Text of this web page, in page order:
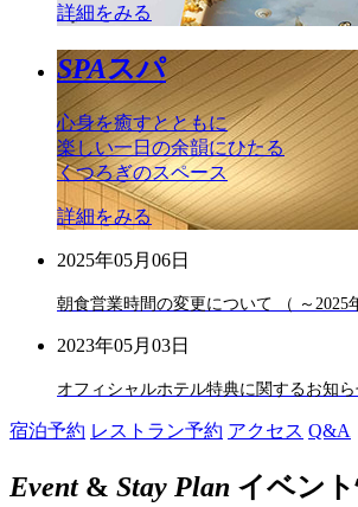
詳細をみる
SPAスパ
心身を癒すとともに
楽しい一日の余韻にひたる
くつろぎのスペース
詳細をみる
2025年05月06日
朝食営業時間の変更について （ ～2025
2023年05月03日
オフィシャルホテル特典に関するお知
宿泊予約 レストラン予約 アクセス Q&A
Event& Stay Plan イベン